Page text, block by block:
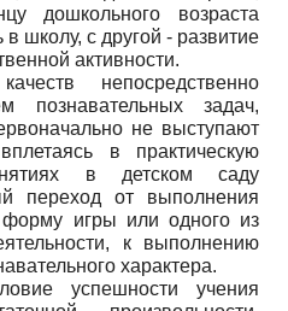
дошкольного возраста
школу, с другой - развитие
активности.
непосредственно
познавательных задач,
не выступают
в практическую
в детском саду
переход от выполнения
игры или одного из
к выполнению
характера.
успешности учения